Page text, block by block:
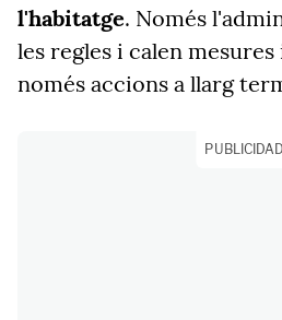
l'habitatge. Només
les regles i calen
només accions a llarg
PUBLICIDAD